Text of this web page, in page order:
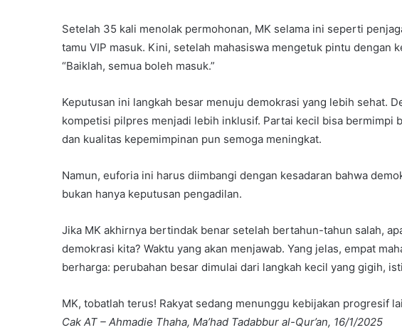
Setelah 35 kali menolak permohonan, MK selama ini seperti
tamu VIP masuk. Kini, setelah mahasiswa mengetuk pintu dengan
“Baiklah, semua boleh masuk.”
Keputusan ini langkah besar menuju demokrasi yang lebih sehat.
kompetisi pilpres menjadi lebih inklusif. Partai kecil bisa bermimpi
dan kualitas kepemimpinan pun semoga meningkat.
Namun, euforia ini harus diimbangi dengan kesadaran bahwa
bukan hanya keputusan pengadilan.
Jika MK akhirnya bertindak benar setelah bertahun-tahun salah,
demokrasi kita? Waktu yang akan menjawab. Yang jelas, empat
berharga: perubahan besar dimulai dari langkah kecil yang gigih,
MK, tobatlah terus! Rakyat sedang menunggu kebijakan progresif
Cak AT – Ahmadie Thaha, Ma’had Tadabbur al-Qur’an, 16/1/2025